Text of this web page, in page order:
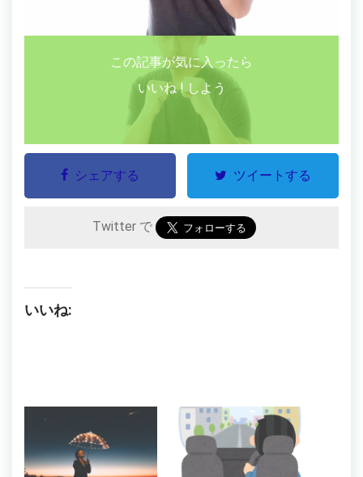
この記事が気に入ったら
いいね ! しよう
シェアする ツイートする
Twitter で
いいね: